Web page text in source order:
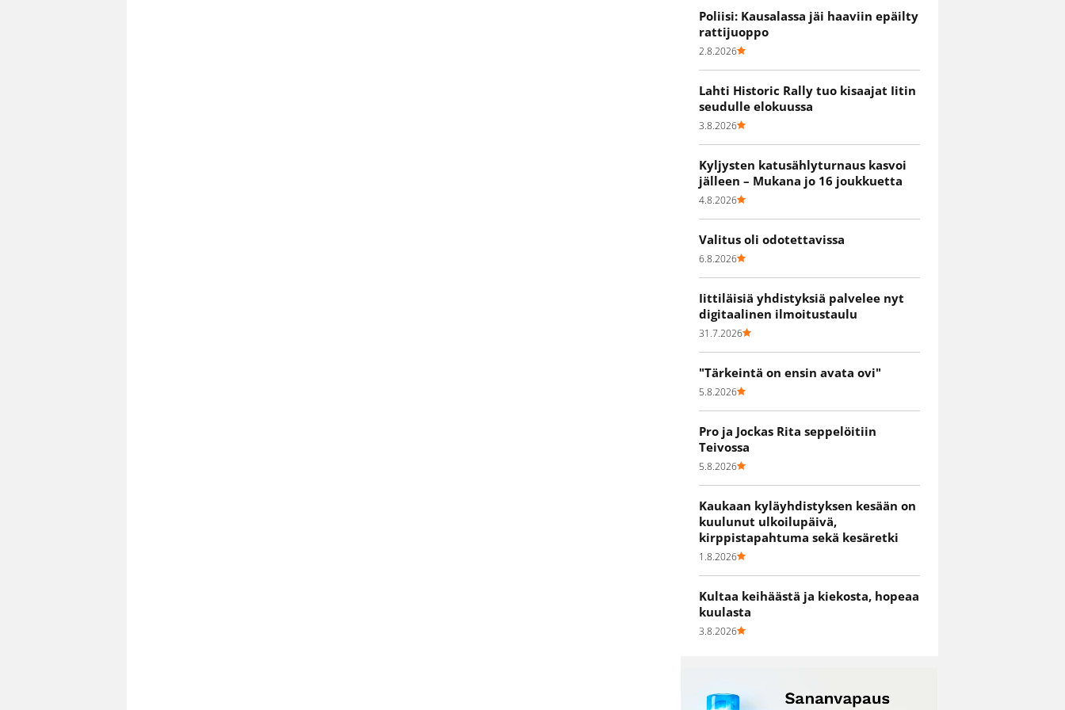
Poliisi: Kausalassa jäi haaviin epäilty
rattijuoppo
2.8.2026
Lahti Historic Rally tuo kisaajat Iitin
seudulle elokuussa
3.8.2026
Kyljysten katusählyturnaus kasvoi
jälleen – Mukana jo 16 joukkuetta
4.8.2026
Valitus oli odotettavissa
6.8.2026
Iittiläisiä yhdistyksiä palvelee nyt
digitaalinen ilmoitustaulu
31.7.2026
"Tärkeintä on ensin avata ovi"
5.8.2026
Pro ja Jockas Rita seppelöitiin
Teivossa
5.8.2026
Kaukaan kyläyhdistyksen kesään on
kuulunut ulkoilupäivä,
kirppistapahtuma sekä kesäretki
1.8.2026
Kultaa keihäästä ja kiekosta, hopeaa
kuulasta
3.8.2026